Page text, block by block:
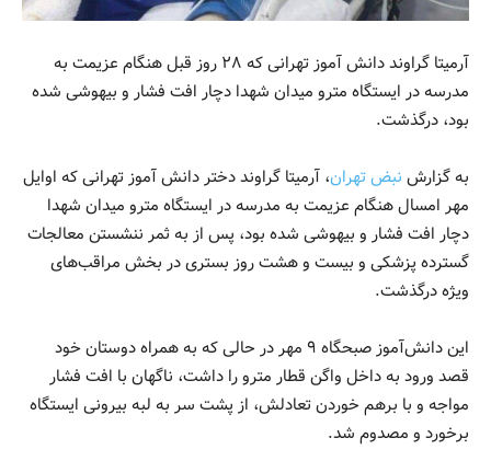
آرمیتا گراوند دانش آموز تهرانی که ۲۸ روز قبل هنگام عزیمت به
مدرسه در ایستگاه مترو میدان شهدا دچار افت فشار و بیهوشی شده
بود، درگذشت.
به گزارش نبض تهران، آرمیتا گراوند دختر دانش آموز تهرانی که اوایل
مهر امسال هنگام عزیمت به مدرسه در ایستگاه مترو میدان شهدا
دچار افت فشار و بیهوشی شده بود، پس از به ثمر ننشستن معالجات
گسترده پزشکی و بیست و هشت روز بستری در بخش مراقب‌های
ویژه درگذشت.
این دانش‌آموز صبحگاه ۹ مهر در حالی که به همراه دوستان خود
قصد ورود به داخل واگن قطار مترو را داشت، ناگهان با افت فشار
مواجه و با برهم خوردن تعادلش، از پشت سر به لبه بیرونی ایستگاه
برخورد و مصدوم شد.